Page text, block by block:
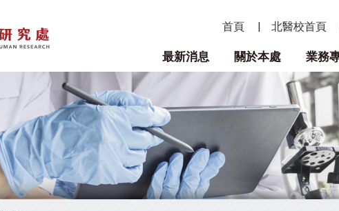
首頁 北醫校首頁
最新消息 關於本處 業務